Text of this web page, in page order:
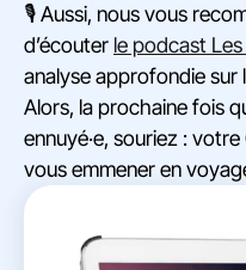
🎙️ Aussi, nous vous
d’écouter le podcast Les
analyse approfondie sur
Alors, la prochaine fois
ennuyé·e, souriez :
vous emmener en